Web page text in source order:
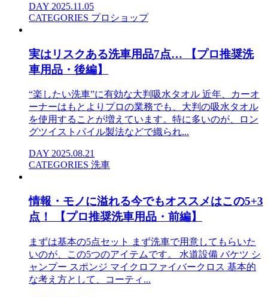
DAY 2025.11.05
CATEGORIES プロショップ
実はリスクある洗車用品7点… 【プロ推奨洗
車用品・後編】
“楽したい洗車”に有効な大判吸水タオル 近年、カーオ
ーナーはもとよりプロの業務でも、大判の吸水タオル
を使用することが増えています。特に多いのが、ロン
グツイストパイル製法などで織られ...
DAY 2025.08.21
CATEGORIES 洗車
情報・モノに溢れる今でもオススメはこの5+3
点！ 【プロ推奨洗車用品・前編】
まずは基本の5点セット まず洗車で用意してもらいた
いのが、この5つのアイテムです。 水道設備 バケツ シ
ャンプー スポンジ マイクロファイバークロス 基本的
な考え方として、コーティ...